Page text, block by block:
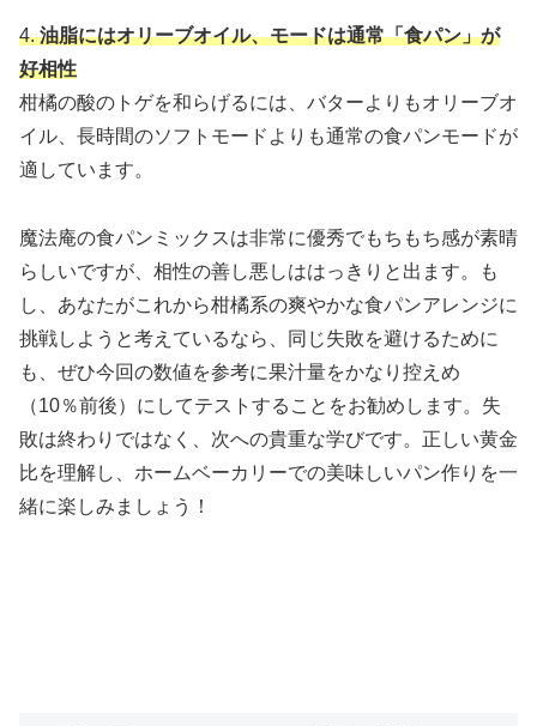
4.油脂にはオリーブオイル、モードは通常「食パン」が
好相性
柑橘の酸のトゲを和らげるには、バターよりもオリーブオ
イル、長時間のソフトモードよりも通常の食パンモードが
適しています。
魔法庵の食パンミックスは非常に優秀でもちもち感が素晴
らしいですが、相性の善し悪しははっきりと出ます。も
し、あなたがこれから柑橘系の爽やかな食パンアレンジに
挑戦しようと考えているなら、同じ失敗を避けるために
も、ぜひ今回の数値を参考に果汁量をかなり控えめ
（10％前後）にしてテストすることをお勧めします。失
敗は終わりではなく、次への貴重な学びです。正しい黄金
比を理解し、ホームベーカリーでの美味しいパン作りを一
緒に楽しみましょう！